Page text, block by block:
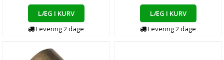
LÆG I KURV
Levering 2 dage
LÆG I KURV
Levering 2 dage